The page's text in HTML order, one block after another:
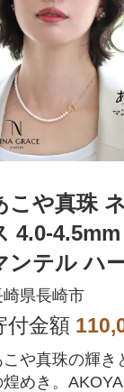
こや真珠
4.0-
ンテル ハ
ン パール
崎県長崎市
付金額
こや真珠の輝き
煌めき。